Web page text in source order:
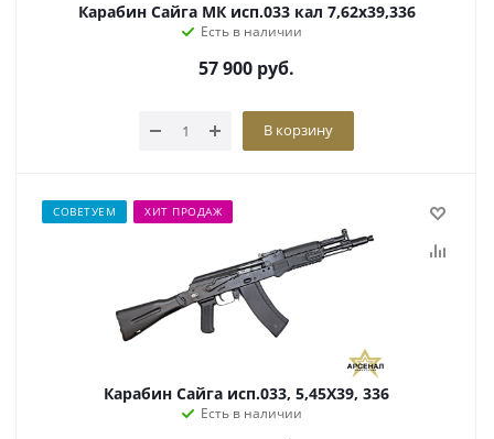
Карабин Сайга МК исп.033 кал 7,62х39,336
Есть в наличии
57 900 руб.
В корзину
СОВЕТУЕМ ХИТ ПРОДАЖ
Карабин Сайга исп.033, 5,45Х39, 336
Есть в наличии